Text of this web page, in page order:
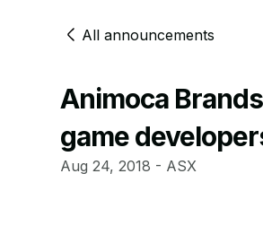
All announcements
Animoca
game
Aug 24, 2018 - ASX